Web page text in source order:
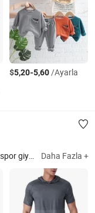
$5,20-5,60/Ayarla
giyimi, iç giyim Daha Fazla +